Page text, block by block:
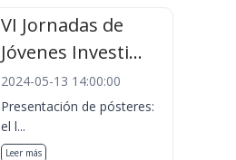
VI Jornadas de
Jóvenes Investi...
2024-05-13 14:00:00
Presentación de pósteres:
el l...
Leer más